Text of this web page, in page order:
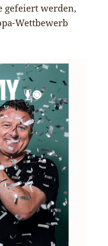
gefeiert werden,
Wettbewerb